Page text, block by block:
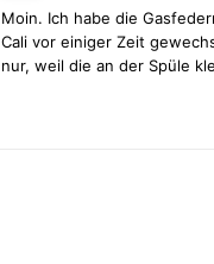
Moin. Ich habe die
Cali vor einiger Zeit
nur, weil die an der Spüle